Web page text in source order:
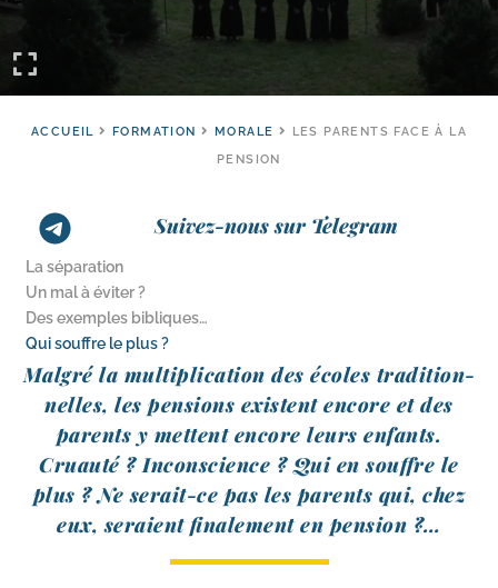
ACCUEIL FORMATION MORALE
LES PARENTS FACE À LA
PENSION
Suivez-nous sur Telegram
La séparation
Un mal à éviter ?
Des exemples bibliques…
Qui souffre le plus ?
Malgré la mul­ti­pli­ca­tion des écoles tra­di­tion­
nelles, les pen­sions existent encore et des
parents y mettent encore leurs enfants.
Cruauté ? Inconscience ? Qui en souffre le
plus ? Ne serait-​ce pas les parents qui, chez
eux, seraient fina­le­ment en pension ?…